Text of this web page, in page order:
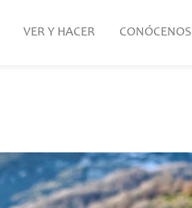
VER Y HACER CONÓCENOS